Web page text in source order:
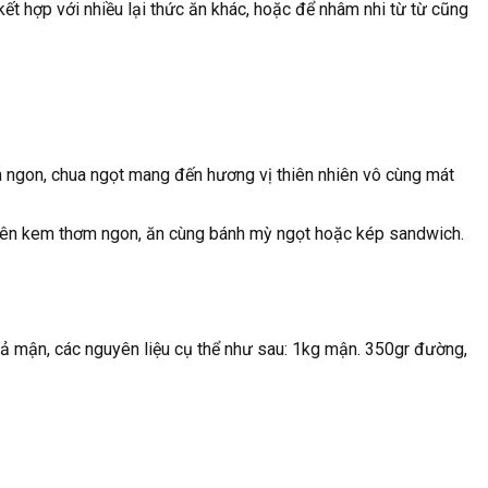
hợp với nhiều lại thức ăn khác, hoặc để nhâm nhi từ từ cũng
chua ngọt mang đến hương vị thiên nhiên vô cùng mát
kem thơm ngon, ăn cùng bánh mỳ ngọt hoặc kép sandwich.
các nguyên liệu cụ thể như sau: 1kg mận. 350gr đường,